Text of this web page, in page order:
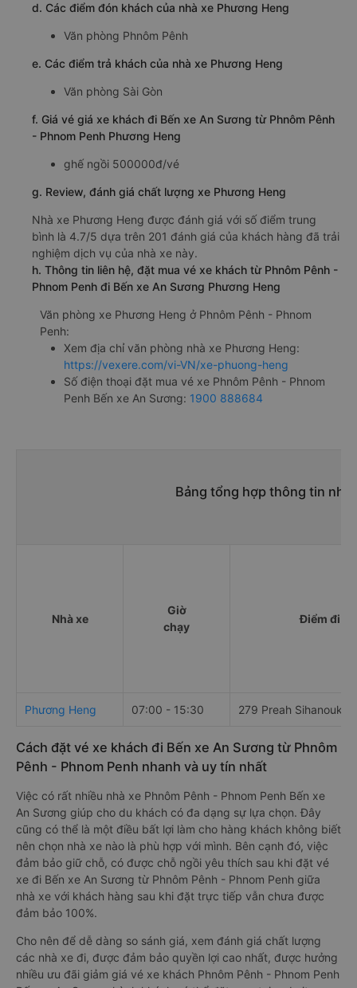
d. Các điểm đón khách của nhà xe Phương Heng
Văn phòng Phnôm Pênh
e. Các điểm trả khách của nhà xe Phương Heng
Văn phòng Sài Gòn
f. Giá vé giá xe khách đi Bến xe An Sương từ Phnôm Pênh
- Phnom Penh Phương Heng
ghế ngồi 500000đ/vé
g. Review, đánh giá chất lượng xe Phương Heng
Nhà xe Phương Heng được đánh giá với số điểm trung
bình là 4.7/5 dựa trên 201 đánh giá của khách hàng đã trải
nghiệm dịch vụ của nhà xe này.
h. Thông tin liên hệ, đặt mua vé xe khách từ Phnôm Pênh -
Phnom Penh đi Bến xe An Sương Phương Heng
Văn phòng xe Phương Heng ở Phnôm Pênh - Phnom
Penh:
Xem địa chỉ văn phòng nhà xe Phương Heng:
https://vexere.com/vi-VN/xe-phuong-heng
Số điện thoại đặt mua vé xe Phnôm Pênh - Phnom
Penh Bến xe An Sương: 1900 888684
Bảng tổng hợp thông tin nhà
Nhà xe
Giờ
chạy
Điểm đi
Phương Heng 07:00 - 15:30 279 Preah Sihanouk
Cách đặt vé xe khách đi Bến xe An Sương từ Phnôm
Pênh - Phnom Penh nhanh và uy tín nhất
Việc có rất nhiều nhà xe Phnôm Pênh - Phnom Penh Bến xe
An Sương giúp cho du khách có đa dạng sự lựa chọn. Đây
cũng có thể là một điều bất lợi làm cho hàng khách không biết
nên chọn nhà xe nào là phù hợp với mình. Bên cạnh đó, việc
đảm bảo giữ chỗ, có được chỗ ngồi yêu thích sau khi đặt vé
xe đi Bến xe An Sương từ Phnôm Pênh - Phnom Penh giữa
nhà xe với khách hàng sau khi đặt trực tiếp vẫn chưa được
đảm bảo 100%.
Cho nên để dễ dàng so sánh giá, xem đánh giá chất lượng
các nhà xe đi, được đảm bảo quyền lợi cao nhất, được hưởng
nhiều ưu đãi giảm giá vé xe khách Phnôm Pênh - Phnom Penh